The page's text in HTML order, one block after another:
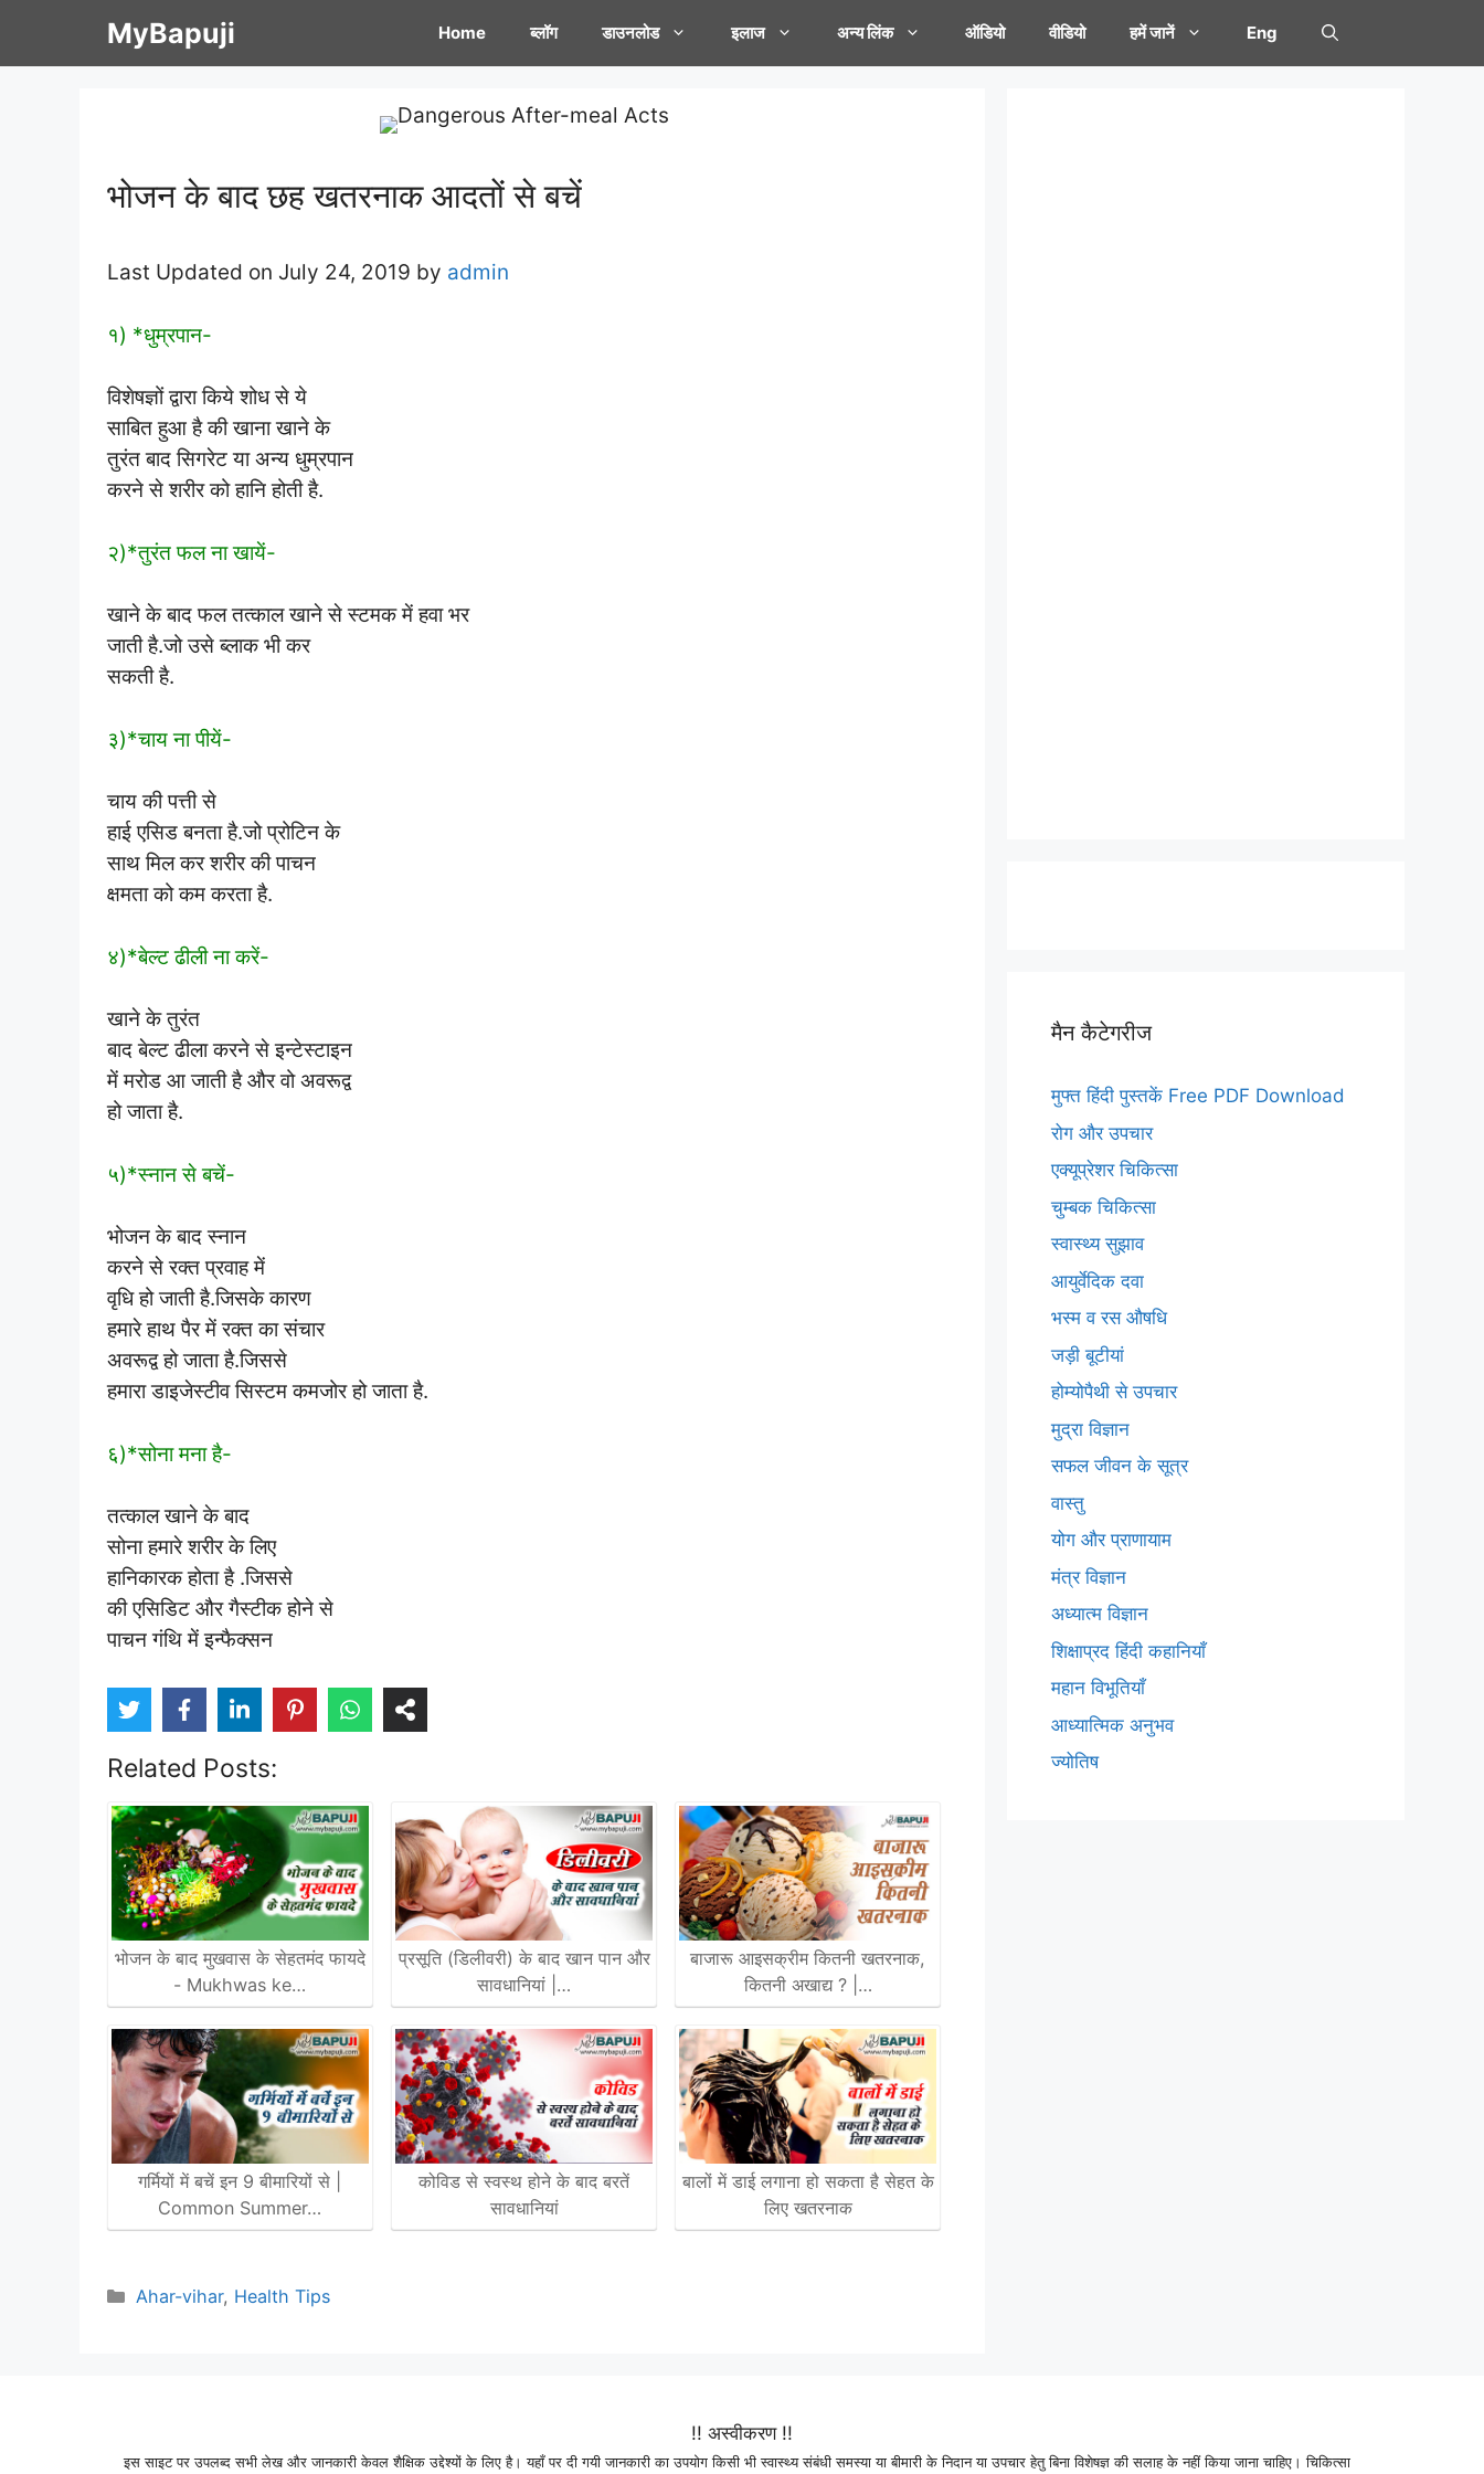
MyBapuji Home ब्लॉग डाउनलोड इलाज अन्य लिंक ऑडियो वीडियो हमें जानें Eng
भोजन के बाद छह खतरनाक आदतों से बचें
Last Updated on July 24, 2019 by admin
१) *धुम्रपान-
विशेषज्ञों द्वारा किये शोध से ये
साबित हुआ है की खाना खाने के
तुरंत बाद सिगरेट या अन्य धुम्रपान
करने से शरीर को हानि होती है.
२)*तुरंत फल ना खायें-
खाने के बाद फल तत्काल खाने से स्टमक में हवा भर
जाती है.जो उसे ब्लाक भी कर
सकती है.
३)*चाय ना पीयें-
चाय की पत्ती से
हाई एसिड बनता है.जो प्रोटिन के
साथ मिल कर शरीर की पाचन
क्षमता को कम करता है.
४)*बेल्ट ढीली ना करें-
खाने के तुरंत
बाद बेल्ट ढीला करने से इन्टेस्टाइन
में मरोड आ जाती है और वो अवरूद्व
हो जाता है.
५)*स्नान से बचें-
भोजन के बाद स्नान
करने से रक्त प्रवाह में
वृधि हो जाती है.जिसके कारण
हमारे हाथ पैर में रक्त का संचार
अवरूद्व हो जाता है.जिससे
हमारा डाइजेस्टीव सिस्टम कमजोर हो जाता है.
६)*सोना मना है-
तत्काल खाने के बाद
सोना हमारे शरीर के लिए
हानिकारक होता है .जिससे
की एसिडिट और गैस्टीक होने से
पाचन गंथि में इन्फैक्सन
Related Posts:
भोजन के बाद मुखवास के सेहतमंद फायदे
- Mukhwas ke…
गर्मियों में बचें इन 9 बीमारियों से |
Common Summer…
प्रसूति (डिलीवरी) के बाद खान पान और
सावधानियां |…
कोविड से स्वस्थ होने के बाद बरतें
सावधानियां
बाजारू आइसक्रीम कितनी खतरनाक,
कितनी अखाद्य ? |…
बालों में डाई लगाना हो सकता है सेहत के
लिए खतरनाक
Categories
Ahar-vihar, Health Tips
मैन कैटेगरीज
मुफ्त हिंदी पुस्तकें Free PDF Download
रोग और उपचार
एक्यूप्रेशर चिकित्सा
चुम्बक चिकित्सा
स्वास्थ्य सुझाव
आयुर्वेदिक दवा
भस्म व रस औषधि
जड़ी बूटीयां
होम्योपैथी से उपचार
मुद्रा विज्ञान
सफल जीवन के सूत्र
वास्तु
योग और प्राणायाम
मंत्र विज्ञान
अध्यात्म विज्ञान
शिक्षाप्रद हिंदी कहानियाँ
महान विभूतियाँ
आध्यात्मिक अनुभव
ज्योतिष
!! अस्वीकरण !!
इस साइट पर उपलब्द सभी लेख और जानकारी केवल शैक्षिक उद्देश्यों के लिए है। यहाँ पर दी गयी जानकारी का उपयोग किसी भी स्वास्थ्य संबंधी समस्या या बीमारी के निदान या उपचार हेतु बिना विशेषज्ञ की सलाह के नहीं किया जाना चाहिए। चिकित्सा